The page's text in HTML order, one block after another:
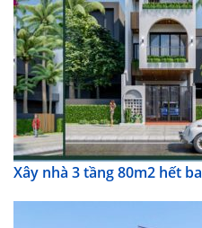
Xây nhà 3 tầng 80m2 hết